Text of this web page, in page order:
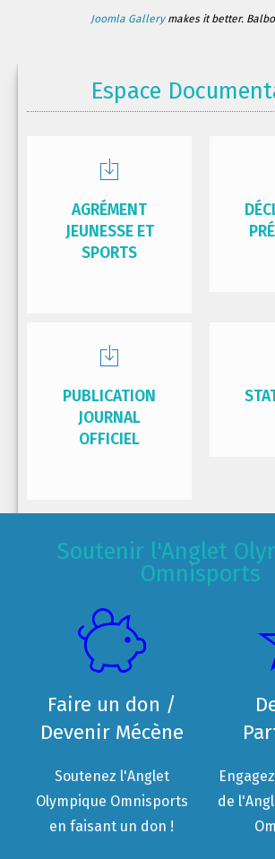
Joomla Gallerymakes it better.
Espace
AGRÉMENT
JEUNESSE ET
SPORTS
PUBLICATION
JOURNAL
OFFICIEL
Soutenir l'Anglet
Omnisports
Faire un don /
Devenir Mécène
Soutenez l'Anglet
Olympique Omnisports
en faisant un don !
de